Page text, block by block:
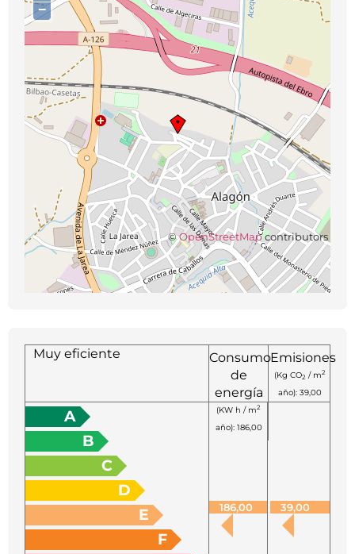
−
©OpenStreetMapcontributors
Muy eficiente
Consumo
de
energía
(KW h / m2
año): 186,00
Emisiones
(Kg CO2 / m2
año): 39,00
A
B
C
D
E
F
186,00 39,00